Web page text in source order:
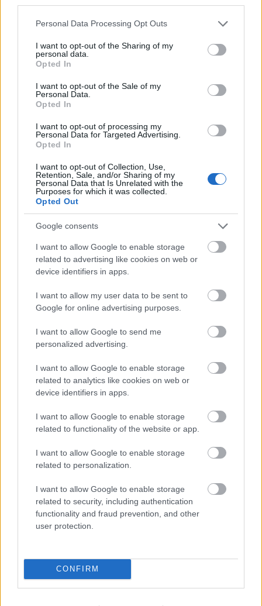
Please note that this website/app uses one or more Google
not limited to your visit or usage behaviour. You may click to
grant or deny consent to Google and its third-party tags to
use your data for below specified purposes in below Google
consent section.
Personal Data Processing Opt Outs
I want to opt-out of the Sharing of my
personal data.
Opted In
I want to opt-out of the Sale of my
Personal Data.
Opted In
I want to opt-out of processing my
Personal Data for Targeted Advertising.
Opted In
I want to opt-out of Collection, Use,
Retention, Sale, and/or Sharing of my
Personal Data that Is Unrelated with the
Purposes for which it was collected.
Opted Out
Google consents
I want to allow Google to enable storage
related to advertising like cookies on web or
device identifiers in apps.
I want to allow my user data to be sent to
Google for online advertising purposes.
I want to allow Google to send me
personalized advertising.
I want to allow Google to enable storage
related to analytics like cookies on web or
device identifiers in apps.
I want to allow Google to enable storage
related to functionality of the website or app.
I want to allow Google to enable storage
related to personalization.
I want to allow Google to enable storage
related to security, including authentication
functionality and fraud prevention, and other
user protection.
CONFIRM
Irak nagy dobása: új kereskedelmi út a világ
közepén
A közlekedés mérföldkövei
A világ legveszélyesebb migrációs útvonalai: A
Közép-Mediterrán útvonal, A Darién-régió és az
Indiai-óceáni út
Manaus: a dzsungel szívének városa
Magyarország rejtett gyöngyszemei
torzítások
Az egygyermekes politika és Kína gazdasági
kihívásai